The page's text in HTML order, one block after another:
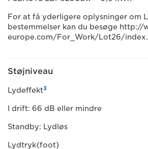
For at få yderligere oplysninger om
bestemmelser kan du besøge http://
europe.com/For_Work/Lot26/
Støjniveau
Lydeffekt3
I drift: 66 dB eller mindre
Standby: Lydløs
Lydtryk{foot}